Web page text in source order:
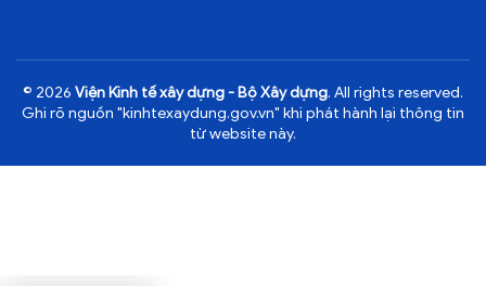
© 2026 Viện Kinh tế xây dựng - Bộ Xây dựng. All rights reserved.
Ghi rõ nguồn "kinhtexaydung.gov.vn" khi phát hành lại thông tin
từ website này.